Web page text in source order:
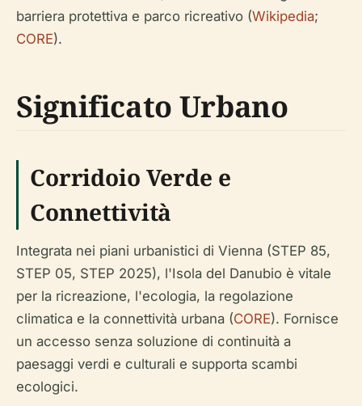
barriera protettiva e parco ricreativo (Wikipedia;
CORE).
Significato Urbano
Corridoio Verde e
Connettività
Integrata nei piani urbanistici di Vienna (STEP 85,
STEP 05, STEP 2025), l'Isola del Danubio è vitale
per la ricreazione, l'ecologia, la regolazione
climatica e la connettività urbana (CORE). Fornisce
un accesso senza soluzione di continuità a
paesaggi verdi e culturali e supporta scambi
ecologici.